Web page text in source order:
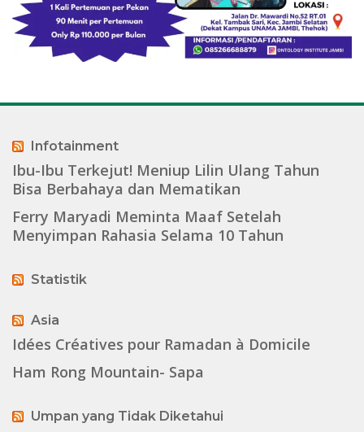
Infotainment
Ibu-Ibu Terkejut! Meniup Lilin Ulang Tahun
Bisa Berbahaya dan Mematikan
Ferry Maryadi Meminta Maaf Setelah
Menyimpan Rahasia Selama 10 Tahun
Statistik
Asia
Idées Créatives pour Ramadan à Domicile
Ham Rong Mountain- Sapa
Umpan yang Tidak Diketahui